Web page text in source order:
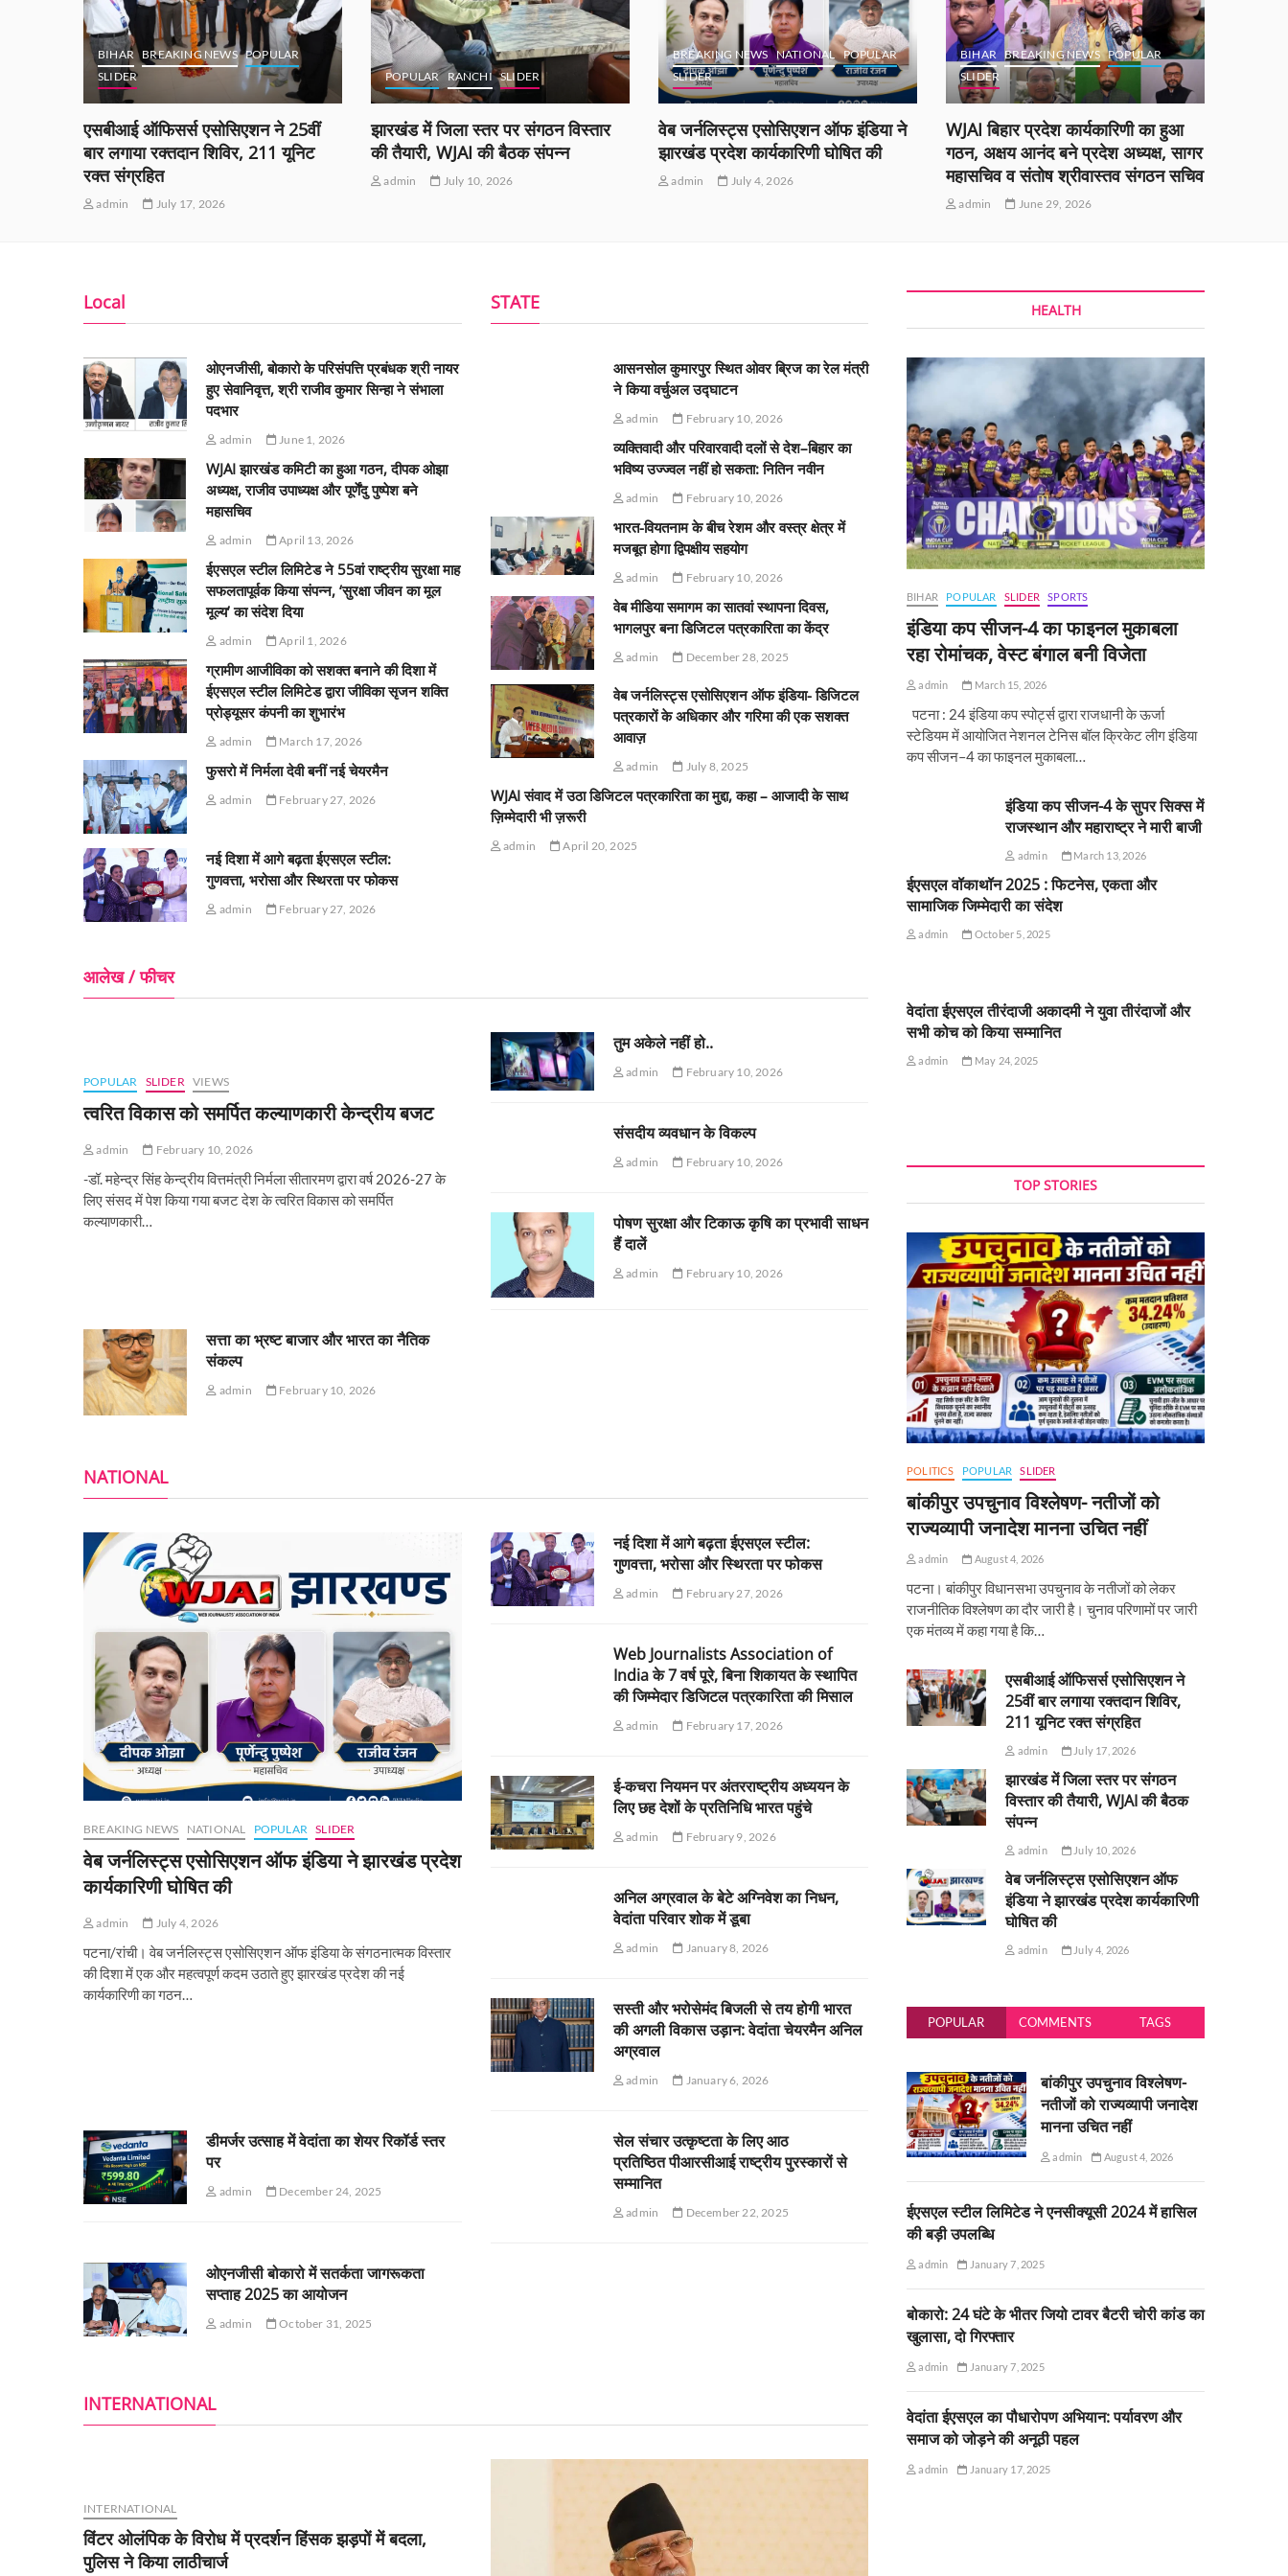
BIHAR BREAKING NEWS POPULAR
SLIDER
एसबीआई ऑफिसर्स एसोसिएशन ने 25वीं
बार लगाया रक्तदान शिविर, 211 यूनिट
रक्त संग्रहित
admin July 17, 2026
POPULAR RANCHI SLIDER
झारखंड में जिला स्तर पर संगठन विस्तार
की तैयारी, WJAI की बैठक संपन्न
admin July 10, 2026
BREAKING NEWS NATIONAL POPULAR
SLIDER
वेब जर्नलिस्ट्स एसोसिएशन ऑफ इंडिया ने
झारखंड प्रदेश कार्यकारिणी घोषित की
admin July 4, 2026
BIHAR BREAKING NEWS POPULAR
SLIDER
WJAI बिहार प्रदेश कार्यकारिणी का हुआ
गठन, अक्षय आनंद बने प्रदेश अध्यक्ष, सागर
महासचिव व संतोष श्रीवास्तव संगठन सचिव
admin June 29, 2026
Local
ओएनजीसी, बोकारो के परिसंपत्ति प्रबंधक श्री नायर
हुए सेवानिवृत्त, श्री राजीव कुमार सिन्हा ने संभाला
पदभार
admin June 1, 2026
WJAI झारखंड कमिटी का हुआ गठन, दीपक ओझा
अध्यक्ष, राजीव उपाध्यक्ष और पूर्णेंदु पुष्पेश बने
महासचिव
admin April 13, 2026
ईएसएल स्टील लिमिटेड ने 55वां राष्ट्रीय सुरक्षा माह
सफलतापूर्वक किया संपन्न, ‘सुरक्षा जीवन का मूल
मूल्य’ का संदेश दिया
admin April 1, 2026
ग्रामीण आजीविका को सशक्त बनाने की दिशा में
ईएसएल स्टील लिमिटेड द्वारा जीविका सृजन शक्ति
प्रोड्यूसर कंपनी का शुभारंभ
admin March 17, 2026
फुसरो में निर्मला देवी बनीं नई चेयरमैन
admin February 27, 2026
नई दिशा में आगे बढ़ता ईएसएल स्टील:
गुणवत्ता, भरोसा और स्थिरता पर फोकस
admin February 27, 2026
STATE
आसनसोल कुमारपुर स्थित ओवर ब्रिज का रेल मंत्री
ने किया वर्चुअल उद्घाटन
admin February 10, 2026
व्यक्तिवादी और परिवारवादी दलों से देश–बिहार का
भविष्य उज्ज्वल नहीं हो सकता: नितिन नवीन
admin February 10, 2026
भारत-वियतनाम के बीच रेशम और वस्त्र क्षेत्र में
मजबूत होगा द्विपक्षीय सहयोग
admin February 10, 2026
वेब मीडिया समागम का सातवां स्थापना दिवस,
भागलपुर बना डिजिटल पत्रकारिता का केंद्र
admin December 28, 2025
वेब जर्नलिस्ट्स एसोसिएशन ऑफ इंडिया- डिजिटल
पत्रकारों के अधिकार और गरिमा की एक सशक्त
आवाज़
admin July 8, 2025
WJAI संवाद में उठा डिजिटल पत्रकारिता का मुद्दा, कहा – आजादी के साथ
ज़िम्मेदारी भी ज़रूरी
admin April 20, 2025
आलेख / फीचर
POPULAR SLIDER VIEWS
त्वरित विकास को समर्पित कल्याणकारी केन्‍द्रीय बजट
admin February 10, 2026
-डॉ. महेन्द्र सिंह केन्द्रीय वित्तमंत्री निर्मला सीतारमण द्वारा वर्ष 2026-27 के
लिए संसद में पेश किया गया बजट देश के त्वरित विकास को समर्पित
कल्याणकारी…
तुम अकेले नहीं हो..
admin February 10, 2026
संसदीय व्यवधान के विकल्प
admin February 10, 2026
पोषण सुरक्षा और टिकाऊ कृषि का प्रभावी साधन
हैं दालें
admin February 10, 2026
सत्ता का भ्रष्ट बाजार और भारत का नैतिक
संकल्प
admin February 10, 2026
NATIONAL
BREAKING NEWS NATIONAL POPULAR SLIDER
वेब जर्नलिस्ट्स एसोसिएशन ऑफ इंडिया ने झारखंड प्रदेश
कार्यकारिणी घोषित की
admin July 4, 2026
पटना/रांची। वेब जर्नलिस्ट्स एसोसिएशन ऑफ इंडिया के संगठनात्मक विस्तार
की दिशा में एक और महत्वपूर्ण कदम उठाते हुए झारखंड प्रदेश की नई
कार्यकारिणी का गठन…
नई दिशा में आगे बढ़ता ईएसएल स्टील:
गुणवत्ता, भरोसा और स्थिरता पर फोकस
admin February 27, 2026
Web Journalists Association of
India के 7 वर्ष पूरे, बिना शिकायत के स्थापित
की जिम्मेदार डिजिटल पत्रकारिता की मिसाल
admin February 17, 2026
ई-कचरा नियमन पर अंतरराष्ट्रीय अध्ययन के
लिए छह देशों के प्रतिनिधि भारत पहुंचे
admin February 9, 2026
अनिल अग्रवाल के बेटे अग्निवेश का निधन,
वेदांता परिवार शोक में डूबा
admin January 8, 2026
सस्ती और भरोसेमंद बिजली से तय होगी भारत
की अगली विकास उड़ान: वेदांता चेयरमैन अनिल
अग्रवाल
admin January 6, 2026
डीमर्जर उत्साह में वेदांता का शेयर रिकॉर्ड स्तर
पर
admin December 24, 2025
सेल संचार उत्कृष्टता के लिए आठ
प्रतिष्ठित पीआरसीआई राष्ट्रीय पुरस्कारों से
सम्मानित
admin December 22, 2025
ओएनजीसी बोकारो में सतर्कता जागरूकता
सप्ताह 2025 का आयोजन
admin October 31, 2025
INTERNATIONAL
INTERNATIONAL
विंटर ओलंपिक के विरोध में प्रदर्शन हिंसक झड़पों में बदला,
पुलिस ने किया लाठीचार्ज
HEALTH
BIHAR POPULAR SLIDER SPORTS
इंडिया कप सीजन-4 का फाइनल मुकाबला
रहा रोमांचक, वेस्ट बंगाल बनी विजेता
admin March 15, 2026
पटना : 24 इंडिया कप स्पोर्ट्स द्वारा राजधानी के ऊर्जा
स्टेडियम में आयोजित नेशनल टेनिस बॉल क्रिकेट लीग इंडिया
कप सीजन–4 का फाइनल मुकाबला…
इंडिया कप सीजन-4 के सुपर सिक्स में
राजस्थान और महाराष्ट्र ने मारी बाजी
admin March 13, 2026
ईएसएल वॉकाथॉन 2025 : फिटनेस, एकता और
सामाजिक जिम्मेदारी का संदेश
admin October 5, 2025
वेदांता ईएसएल तीरंदाजी अकादमी ने युवा तीरंदाजों और
सभी कोच को किया सम्मानित
admin May 24, 2025
TOP STORIES
POLITICS POPULAR SLIDER
बांकीपुर उपचुनाव विश्लेषण- नतीजों को
राज्यव्यापी जनादेश मानना उचित नहीं
admin August 4, 2026
पटना। बांकीपुर विधानसभा उपचुनाव के नतीजों को लेकर
राजनीतिक विश्लेषण का दौर जारी है। चुनाव परिणामों पर जारी
एक मंतव्य में कहा गया है कि…
एसबीआई ऑफिसर्स एसोसिएशन ने
25वीं बार लगाया रक्तदान शिविर,
211 यूनिट रक्त संग्रहित
admin July 17, 2026
झारखंड में जिला स्तर पर संगठन
विस्तार की तैयारी, WJAI की बैठक
संपन्न
admin July 10, 2026
वेब जर्नलिस्ट्स एसोसिएशन ऑफ
इंडिया ने झारखंड प्रदेश कार्यकारिणी
घोषित की
admin July 4, 2026
POPULAR COMMENTS TAGS
बांकीपुर उपचुनाव विश्लेषण-
नतीजों को राज्यव्यापी जनादेश
मानना उचित नहीं
admin August 4, 2026
ईएसएल स्टील लिमिटेड ने एनसीक्यूसी 2024 में हासिल
की बड़ी उपलब्धि
admin January 7, 2025
बोकारो: 24 घंटे के भीतर जियो टावर बैटरी चोरी कांड का
खुलासा, दो गिरफ्तार
admin January 7, 2025
वेदांता ईएसएल का पौधारोपण अभियान: पर्यावरण और
समाज को जोड़ने की अनूठी पहल
admin January 17, 2025